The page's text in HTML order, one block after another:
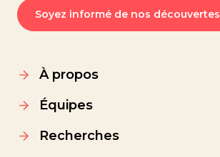
Soyez informé de nos découvertes
À propos
Équipes
Recherches